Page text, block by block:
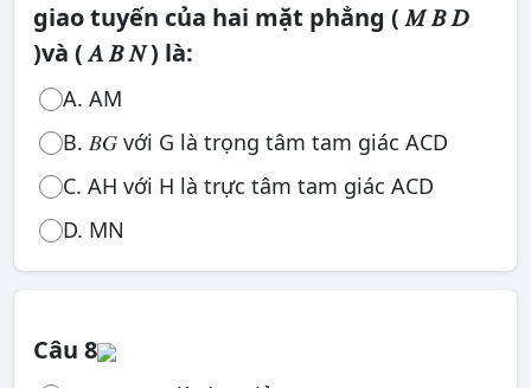
giao tuyến của hai mặt phẳng ( 𝑀 𝐵 𝐷
)và ( 𝐴 𝐵 𝑁 ) là:
A. AM
B. 𝐵𝐺 với G là trọng tâm tam giác ACD
C. AH với H là trực tâm tam giác ACD
D. MN
Câu 8